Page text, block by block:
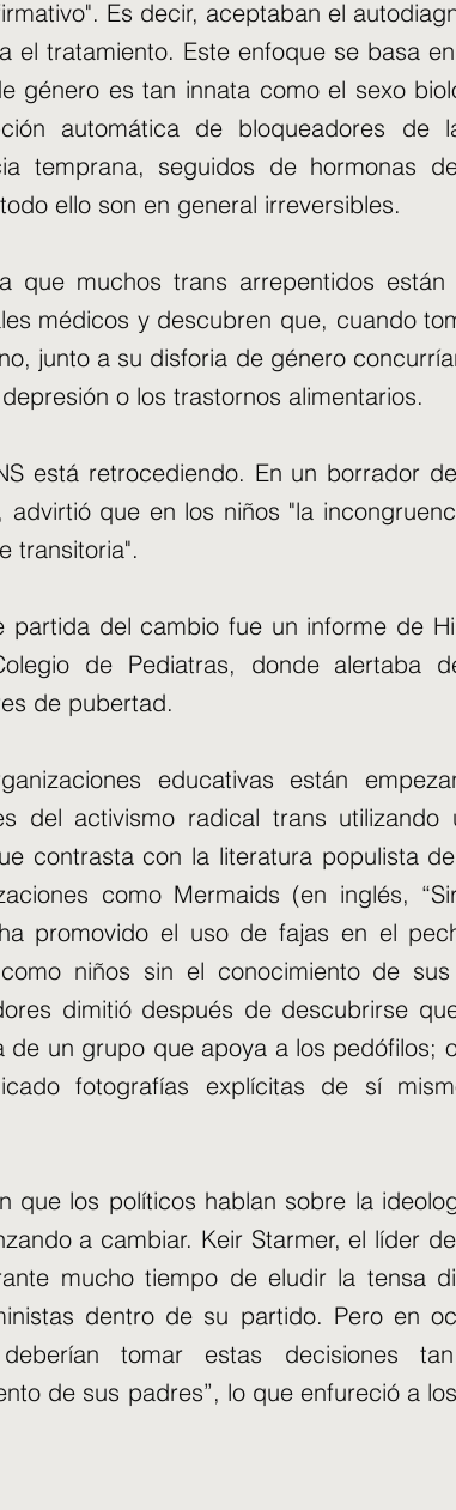
Es decir, aceptaban el
el tratamiento. Este enfoque se basa
género es tan innata como el sexo
automática de bloqueadores de
temprana, seguidos de hormonas
ello son en general irreversibles.
que muchos trans arrepentidos
médicos y descubren que, cuando
junto a su disforia de género
o los trastornos alimentarios.
está retrocediendo. En un borrador
advirtió que en los niños "la
transitoria".
partida del cambio fue un informe de
de Pediatras, donde alertaba
de pubertad.
educativas están
del activismo radical trans
contrasta con la literatura populista
como Mermaids (en inglés,
promovido el uso de fajas en el
niños sin el conocimiento de
dimitió después de descubrirse
de un grupo que apoya a los pedófilos;
fotografías explícitas de sí
que los políticos hablan sobre la
a cambiar. Keir Starmer, el líder
mucho tiempo de eludir la tensa
dentro de su partido. Pero en
tomar estas decisiones
de sus padres”, lo que enfureció a